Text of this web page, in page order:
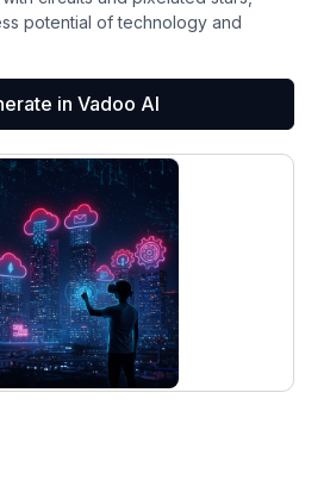
potential of technology and
in Vadoo AI